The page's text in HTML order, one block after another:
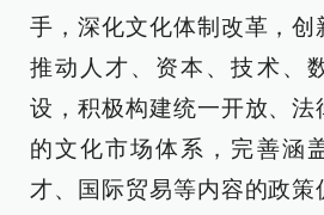
手，深化文化体制改革，创
推动人才、资本、技术、
设，积极构建统一开放、法
的文化市场体系，完善涵
才、国际贸易等内容的政策